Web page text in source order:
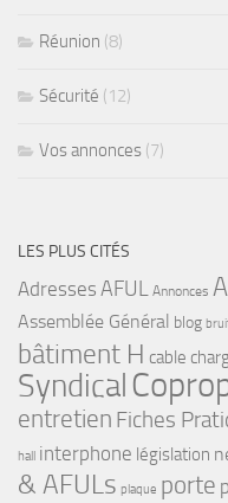
Réunion (8)
Sécurité (12)
Vos annonces (7)
LES PLUS CITÉS
Adresses AFUL Annonces
Assemblée Général blog
bâtiment H cable
Syndical
entretien Fiches
hall interphone législation
& AFULs plaque porte